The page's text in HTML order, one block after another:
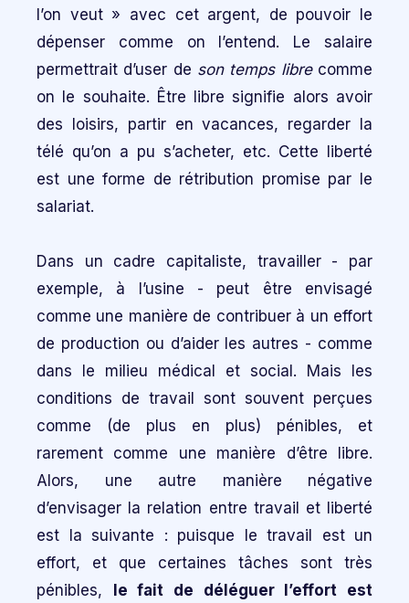
l’on veut » avec cet argent, de pouvoir le
dépenser comme on l’entend. Le salaire
permettrait d’user de son temps librecomme
on le souhaite. Être libre signifie alors avoir
des loisirs, partir en vacances, regarder la
télé qu’on a pu s’acheter, etc. Cette liberté
est une forme de rétribution promise par le
salariat.
Dans un cadre capitaliste, travailler - par
exemple, à l’usine - peut être envisagé
comme une manière de contribuer à un effort
de production ou d’aider les autres - comme
dans le milieu médical et social. Mais les
conditions de travail sont souvent perçues
comme (de plus en plus) pénibles, et
rarement comme une manière d’être libre.
Alors, une autre manière négative
d’envisager la relation entre travail et liberté
est la suivante : puisque le travail est un
effort, et que certaines tâches sont très
pénibles,
le fait de déléguer l’effort est